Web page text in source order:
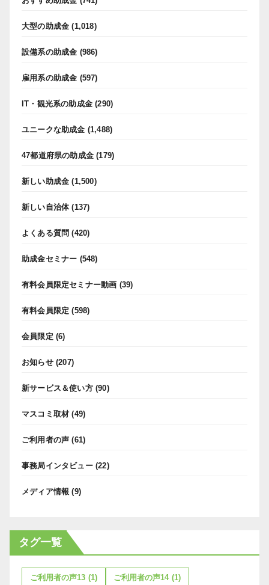
大型の助成金 (1,018)
設備系の助成金 (986)
雇用系の助成金 (597)
IT・観光系の助成金 (290)
ユニークな助成金 (1,488)
47都道府県の助成金 (179)
新しい助成金 (1,500)
新しい自治体(137)
よくある質問 (420)
助成金セミナー (548)
有料会員限定セミナー動画 (39)
有料会員限定 (598)
会員限定 (6)
お知らせ(207)
新サービス＆使い方(90)
マスコミ取材 (49)
ご利用者の声 (61)
事務局インタビュー(22)
メディア情報 (9)
タグ一覧
ご利用者の声13 (1) ご利用者の声14 (1)